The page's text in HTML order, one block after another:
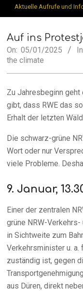
Secondary
Navigation
Menu
Aktuelle Aufrufe und
Auf ins
On: 05/01/2025
the climate
Zu Jahresbeginn
gibt, dass RWE das
Erhalt der letzten
Die schwarz-grüne
Wort oder nur
viele Probleme.
9. Januar,
Einer der zentralen
grüne NRW-
in Sichtweite zum
Verkehrsminister u. a.
zuständig ist, gegen
aus Düren, direkt